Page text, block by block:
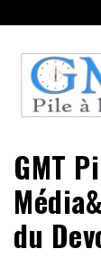
to
content
GMT
du